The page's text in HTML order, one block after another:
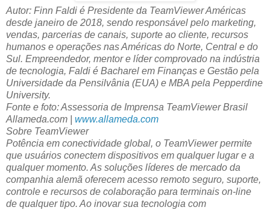
Autor: Finn Faldi é Presidente da TeamViewer Américas
desde janeiro de 2018, sendo responsável pelo marketing,
vendas, parcerias de canais, suporte ao cliente, recursos
humanos e operações nas Américas do Norte, Central e do
Sul. Empreendedor, mentor e líder comprovado na indústria
de tecnologia, Faldi é Bacharel em Finanças e Gestão pela
Universidade da Pensilvânia (EUA) e MBA pela Pepperdine
University.
Fonte e foto: Assessoria de Imprensa TeamViewer Brasil
Allameda.com | www.allameda.com
Sobre TeamViewer
Potência em conectividade global, o TeamViewer permite
que usuários conectem dispositivos em qualquer lugar e a
qualquer momento. As soluções líderes de mercado da
companhia alemã oferecem acesso remoto seguro, suporte,
controle e recursos de colaboração para terminais on-line
de qualquer tipo. Ao inovar sua tecnologia com